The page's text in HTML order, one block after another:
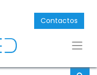
Contactos